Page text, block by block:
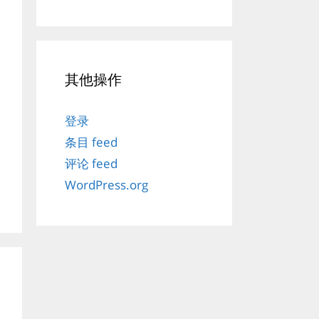
其他操作
登录
条目 feed
评论 feed
WordPress.org